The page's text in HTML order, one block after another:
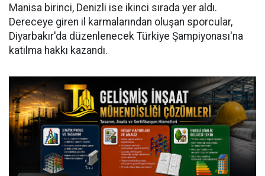
Manisa birinci, Denizli ise ikinci sırada yer aldı.
Dereceye giren il karmalarından oluşan sporcular,
Diyarbakır'da düzenlenecek Türkiye Şampiyonası'na
katılma hakkı kazandı.